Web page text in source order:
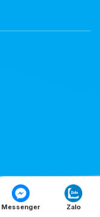
Messenger Zalo